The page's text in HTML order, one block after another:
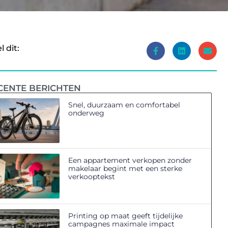
dit:
BERICHTEN
Snel, duurzaam en comfortabel
onderweg
Een appartement verkopen zonder
makelaar begint met een sterke
verkooptekst
Printing op maat geeft tijdelijke
campagnes maximale impact